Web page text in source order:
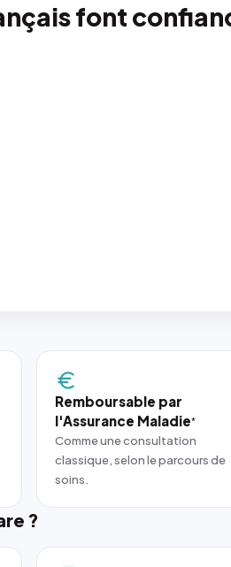
font
Remboursable par
l'Assurance Maladie*
Comme une consultation
classique, selon le parcours de
soins.
?